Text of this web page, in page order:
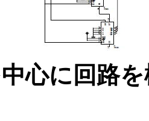
心に回路